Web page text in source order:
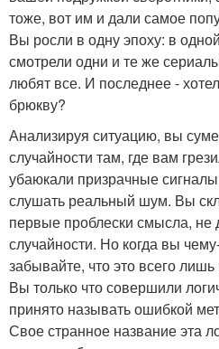
тоже, вот им и дали самое
Вы росли в одну эпоху: в
смотрели одни и те же
любят все. И последнее -
брюкву?
Анализируя ситуацию, вы
случайности там, где вам
убаюкали призрачные
слушать реальный шум. Вы
первые проблески смысла, не
случайности. Но когда вы
забывайте, что это всего
Вы только что совершили
принято называть ошибкой
Свое странное название эта